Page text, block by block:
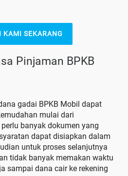
KAMI SEKARANG
Pinjaman BPKB
gadai BPKB Mobil dapat
mulai dari
banyak dokumen yang
dapat disiapkan dalam
untuk proses selanjutnya
tidak banyak memakan waktu
sampai dana cair ke rekening